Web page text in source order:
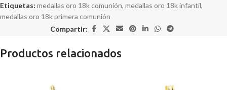
Etiquetas: medallas oro 18k comunión, medallas oro 18k infantil,
medallas oro 18k primera comunión
Compartir:
Productos relacionados